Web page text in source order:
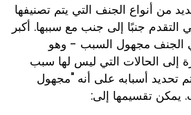
من أنواع الجنف التي يتم تصنيفها
التقدم جنبًا إلى جنب مع سببها. أكبر
الجنف مجهول السبب - وهو
إلى الحالات التي ليس لها سبب
تحديد أسبابه على أنه "مجهول
يمكن تقسيمها إلى: